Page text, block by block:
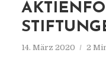
14. März 2020 2